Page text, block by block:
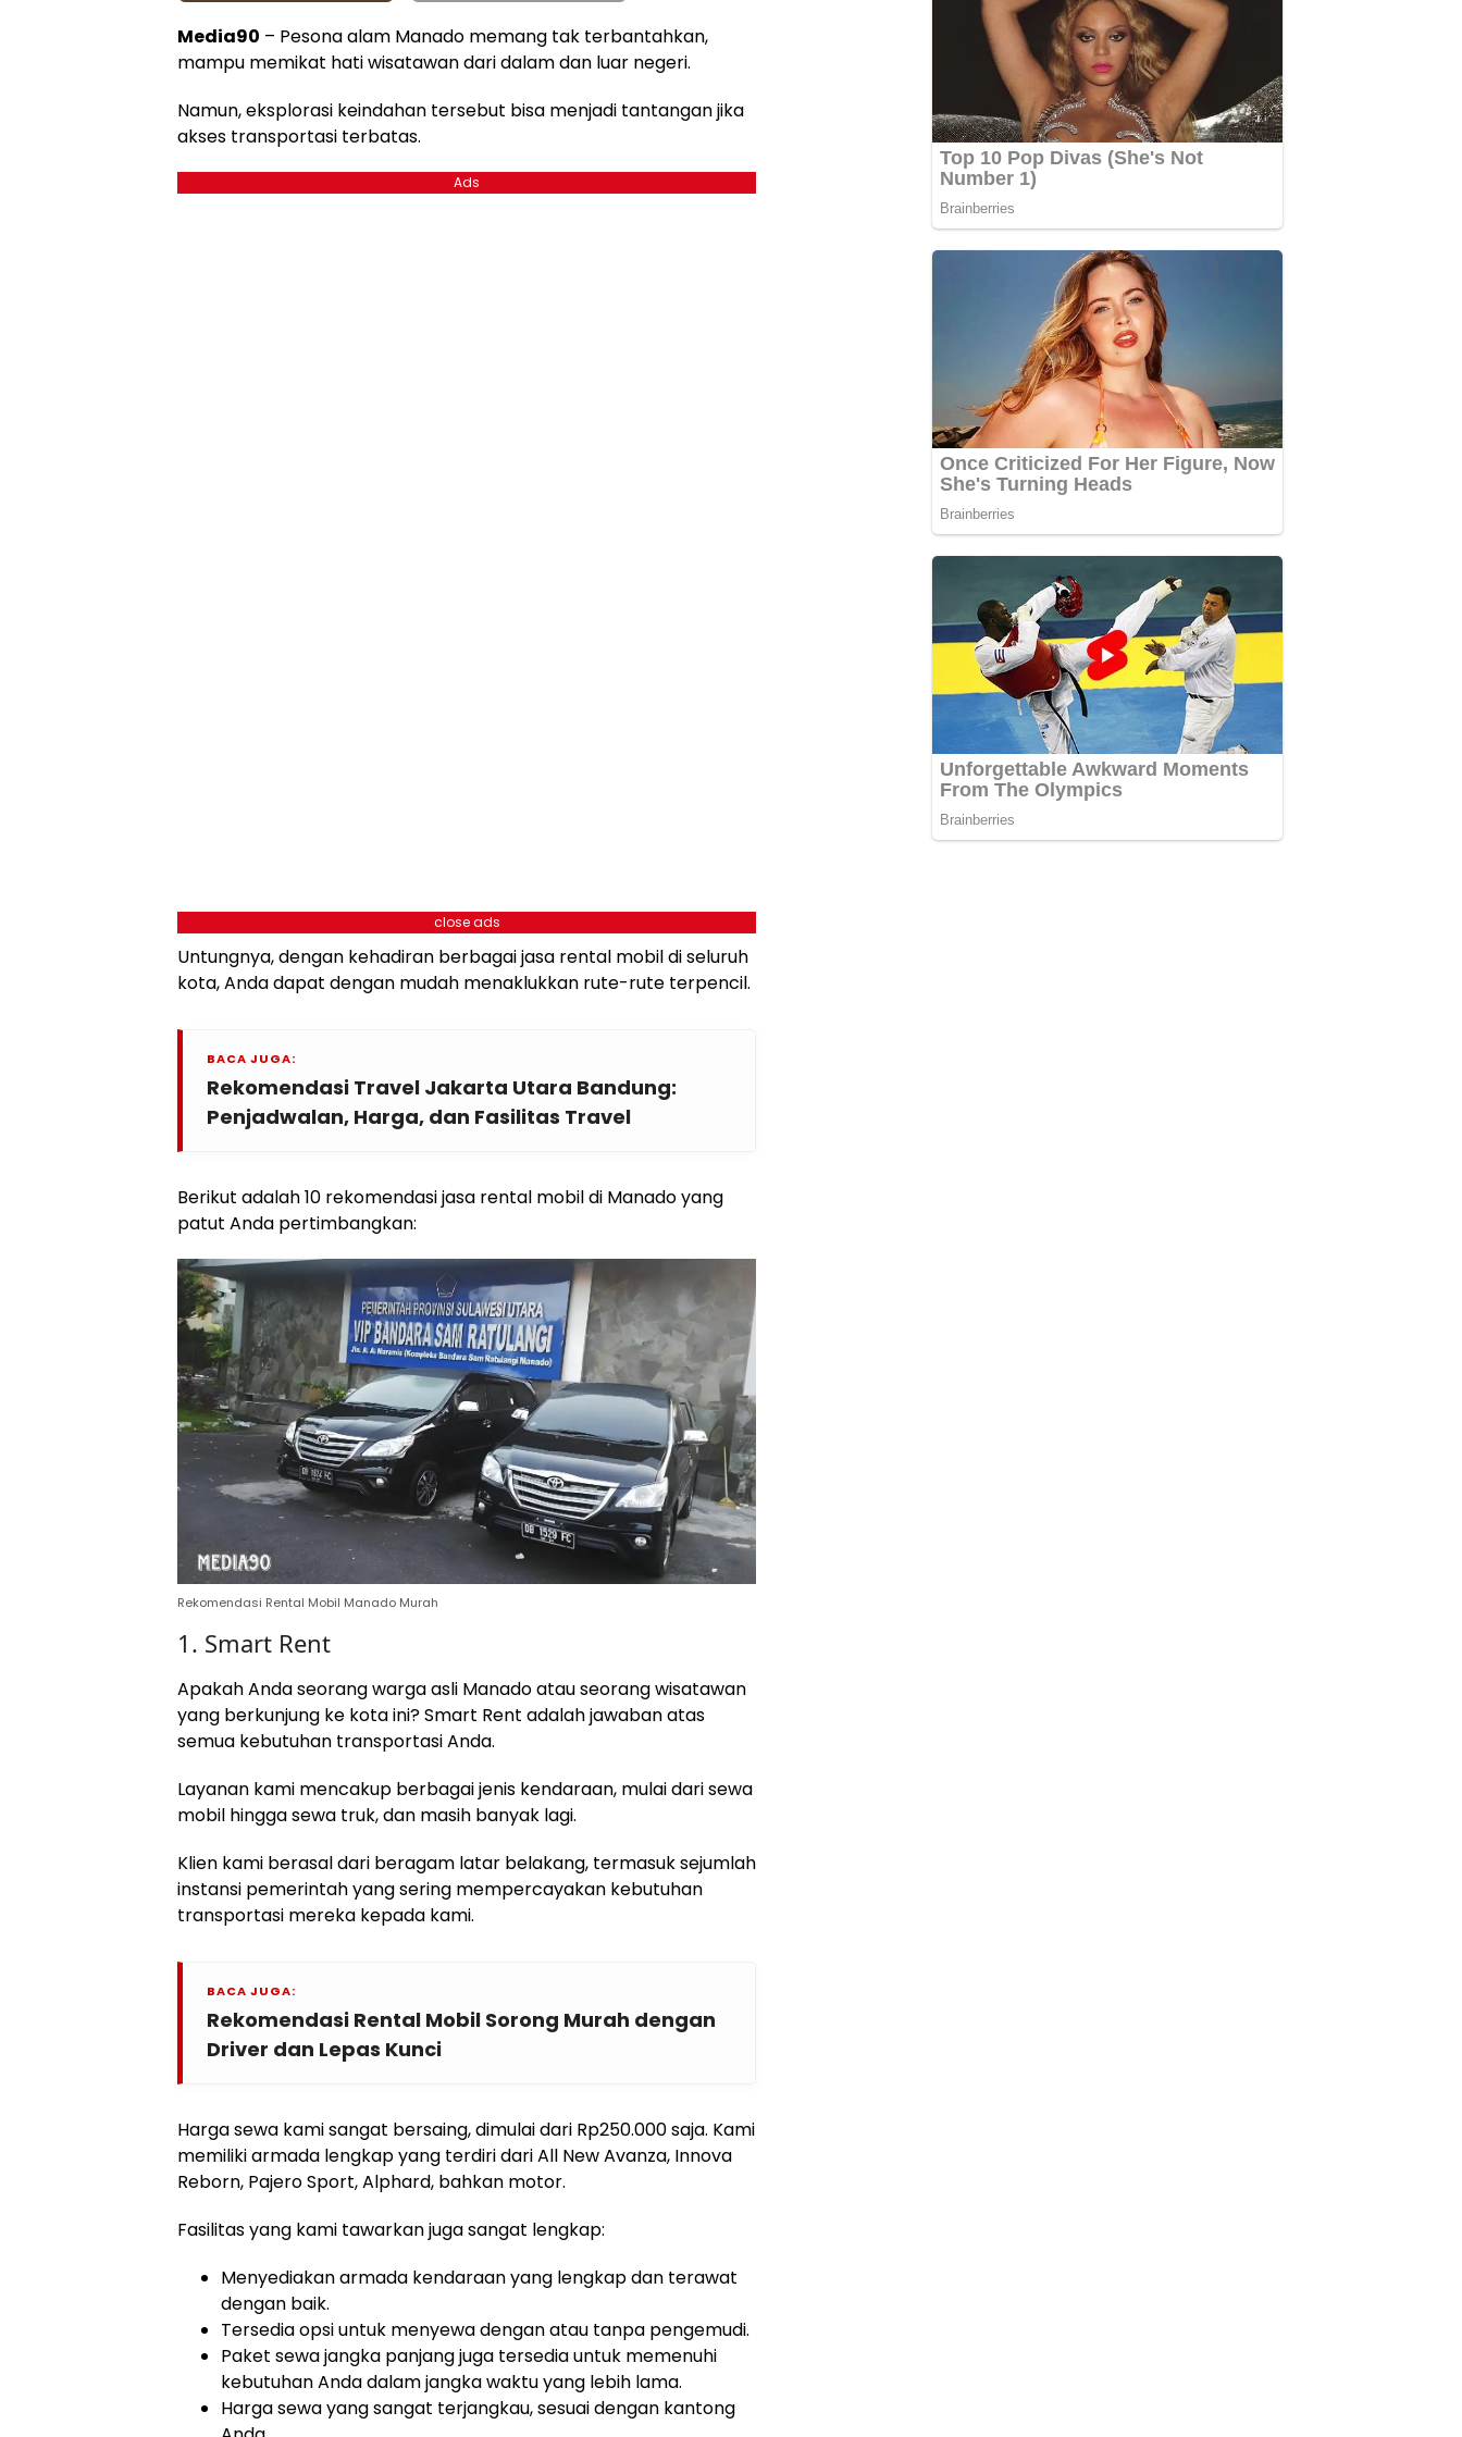
Media90 – Pesona alam Manado memang tak terbantahkan,
mampu memikat hati wisatawan dari dalam dan luar negeri.
Namun, eksplorasi keindahan tersebut bisa menjadi tantangan jika
akses transportasi terbatas.
Ads
close ads
Untungnya, dengan kehadiran berbagai jasa rental mobil di seluruh
kota, Anda dapat dengan mudah menaklukkan rute-rute terpencil.
BACA JUGA:
Rekomendasi Travel Jakarta Utara Bandung:
Penjadwalan, Harga, dan Fasilitas Travel
Berikut adalah 10 rekomendasi jasa rental mobil di Manado yang
patut Anda pertimbangkan:
Rekomendasi Rental Mobil Manado Murah
1. Smart Rent
Apakah Anda seorang warga asli Manado atau seorang wisatawan
yang berkunjung ke kota ini? Smart Rent adalah jawaban atas
semua kebutuhan transportasi Anda.
Layanan kami mencakup berbagai jenis kendaraan, mulai dari sewa
mobil hingga sewa truk, dan masih banyak lagi.
Klien kami berasal dari beragam latar belakang, termasuk sejumlah
instansi pemerintah yang sering mempercayakan kebutuhan
transportasi mereka kepada kami.
BACA JUGA:
Rekomendasi Rental Mobil Sorong Murah dengan
Driver dan Lepas Kunci
Harga sewa kami sangat bersaing, dimulai dari Rp250.000 saja. Kami
memiliki armada lengkap yang terdiri dari All New Avanza, Innova
Reborn, Pajero Sport, Alphard, bahkan motor.
Fasilitas yang kami tawarkan juga sangat lengkap:
Menyediakan armada kendaraan yang lengkap dan terawat
dengan baik.
Tersedia opsi untuk menyewa dengan atau tanpa pengemudi.
Paket sewa jangka panjang juga tersedia untuk memenuhi
kebutuhan Anda dalam jangka waktu yang lebih lama.
Harga sewa yang sangat terjangkau, sesuai dengan kantong